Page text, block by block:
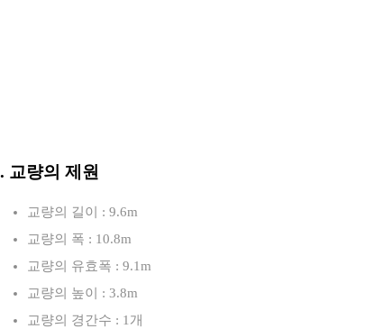
교량의 제원
교량의 길이 : 9.6m
교량의 폭 : 10.8m
교량의 유효폭 : 9.1m
교량의 높이 : 3.8m
교량의 경간수 : 1개